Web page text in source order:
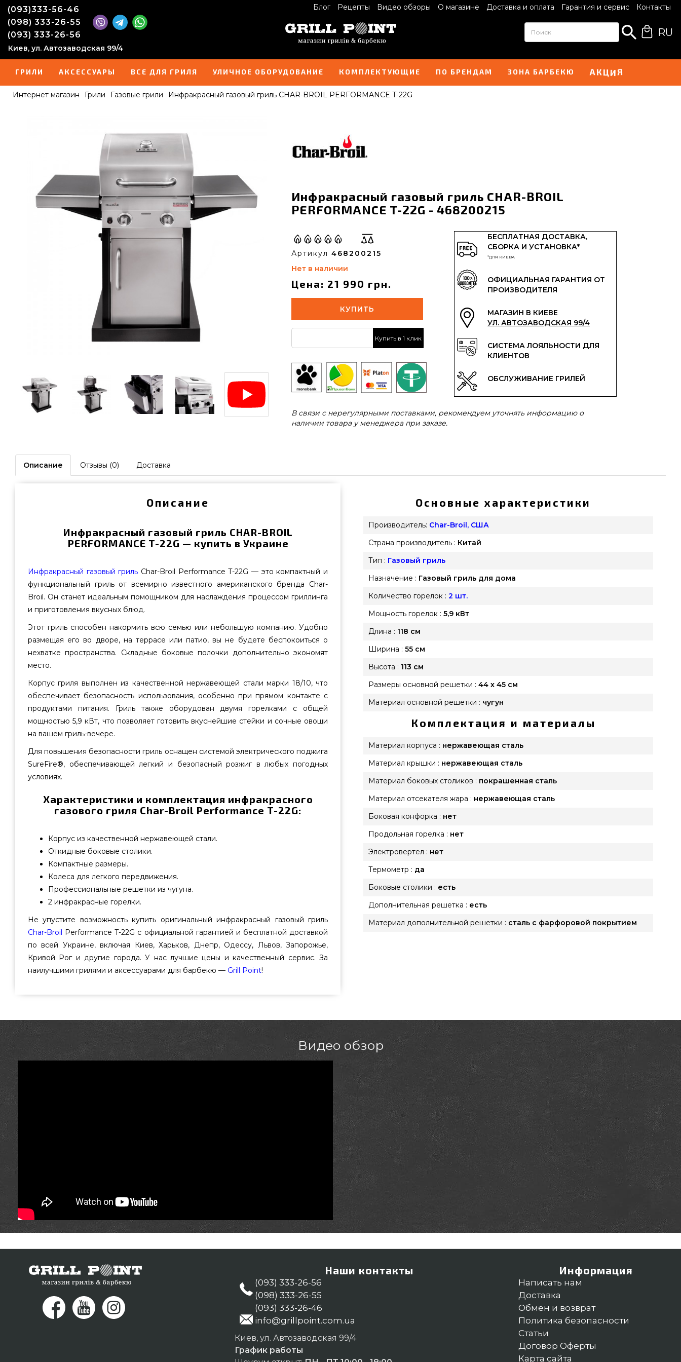
Блог Рецепты Видео обзоры О магазине Доставка и оплата Гарантия и сервис Контакты
(093)333-56-46
(098) 333-26-55
(093) 333-26-56
Киев, ул. Автозаводская 99/4
RU
ГРИЛИ АКСЕССУАРЫ ВСЕ ДЛЯ ГРИЛЯ УЛИЧНОЕ ОБОРУДОВАНИЕ КОМПЛЕКТУЮЩИЕ ПО БРЕНДАМ ЗОНА БАРБЕКЮ АКЦИЯ
Интернет магазин Грили Газовые грили Инфракрасный газовый гриль CHAR-BROIL PERFORMANCE T-22G
Инфракрасный газовый гриль CHAR-BROIL
PERFORMANCE T-22G - 468200215
Артикул 468200215
Нет в наличии
Цена: 21 990 грн.
КУПИТЬ
Купить в 1 клик
БЕСПЛАТНАЯ ДОСТАВКА,
СБОРКА И УСТАНОВКА*
*ДЛЯ КИЕВА
ОФИЦИАЛЬНАЯ ГАРАНТИЯ ОТ
ПРОИЗВОДИТЕЛЯ
МАГАЗИН В КИЕВЕ
УЛ. АВТОЗАВОДСКАЯ 99/4
СИСТЕМА ЛОЯЛЬНОСТИ ДЛЯ
КЛИЕНТОВ
ОБСЛУЖИВАНИЕ ГРИЛЕЙ
В связи с нерегулярными поставками, рекомендуем уточнять информацию о
наличии товара у менеджера при заказе.
Описание Отзывы (0) Доставка
Описание
Инфракрасный газовый гриль CHAR-BROIL
PERFORMANCE T-22G — купить в Украине
Инфракрасный газовый гриль Char-Broil Performance T-22G — это компактный и
функциональный гриль от всемирно известного американского бренда Char-
Broil. Он станет идеальным помощником для наслаждения процессом гриллинга
и приготовления вкусных блюд.
Этот гриль способен накормить всю семью или небольшую компанию. Удобно
размещая его во дворе, на террасе или патио, вы не будете беспокоиться о
нехватке пространства. Складные боковые полочки дополнительно экономят
место.
Корпус гриля выполнен из качественной нержавеющей стали марки 18/10, что
обеспечивает безопасность использования, особенно при прямом контакте с
продуктами питания. Гриль также оборудован двумя горелками с общей
мощностью 5,9 кВт, что позволяет готовить вкуснейшие стейки и сочные овощи
на вашем гриль-вечере.
Для повышения безопасности гриль оснащен системой электрического поджига
SureFire®, обеспечивающей легкий и безопасный розжиг в любых погодных
условиях.
Характеристики и комплектация инфракрасного
газового гриля Char-Broil Performance T-22G:
Корпус из качественной нержавеющей стали.
Откидные боковые столики.
Компактные размеры.
Колеса для легкого передвижения.
Профессиональные решетки из чугуна.
2 инфракрасные горелки.
Не упустите возможность купить оригинальный инфракрасный газовый гриль
Char-Broil Performance T-22G с официальной гарантией и бесплатной доставкой
по всей Украине, включая Киев, Харьков, Днепр, Одессу, Львов, Запорожье,
Кривой Рог и другие города. У нас лучшие цены и качественный сервис. За
наилучшими грилями и аксессуарами для барбекю — Grill Point!
Основные характеристики
Производитель: Char-Broil, США
Страна производитель : Китай
Тип : Газовый гриль
Назначение : Газовый гриль для дома
Количество горелок : 2 шт.
Мощность горелок : 5,9 кВт
Длина : 118 см
Ширина : 55 см
Высота : 113 см
Размеры основной решетки : 44 х 45 см
Материал основной решетки : чугун
Комплектация и материалы
Материал корпуса : нержавеющая сталь
Материал крышки : нержавеющая сталь
Материал боковых столиков : покрашенная сталь
Материал отсекателя жара : нержавеющая сталь
Боковая конфорка : нет
Продольная горелка : нет
Электровертел : нет
Термометр : да
Боковые столики : есть
Дополнительная решетка : есть
Материал дополнительной решетки : сталь с фарфоровой покрытием
Видео обзор
Наши контакты
(093) 333-26-56
(098) 333-26-55
(093) 333-26-46
info@grillpoint.com.ua
Киев, ул. Автозаводская 99/4
График работы
Информация
Написать нам
Доставка
Обмен и возврат
Политика безопасности
Статьи
Договор Оферты
Карта сайта